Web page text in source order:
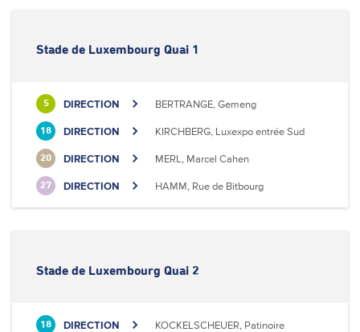
Stade de Luxembourg Quai 1
5 DIRECTION BERTRANGE, Gemeng
18 DIRECTION KIRCHBERG, Luxexpo entrée Sud
20 DIRECTION MERL, Marcel Cahen
27 DIRECTION HAMM, Rue de Bitbourg
Stade de Luxembourg Quai 2
18 DIRECTION KOCKELSCHEUER, Patinoire